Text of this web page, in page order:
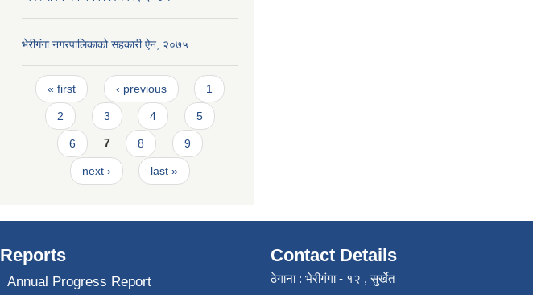
भेरीगंगा नगरपालिकाको सहकारी ऐन, २०७५
Pages
« first ‹ previous 1
2 3 4 5
6 7 8 9
next › last »
Reports
Annual Progress Report
Contact Details
ठेगाना : भेरीगंगा - १२ , सुर्खेत